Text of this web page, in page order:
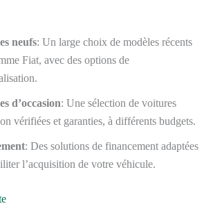
neufs: Un large choix de modèles récents
Fiat, avec des options de
d’occasion: Une sélection de voitures
vérifiées et garanties, à différents budgets.
: Des solutions de financement adaptées
l’acquisition de votre véhicule.